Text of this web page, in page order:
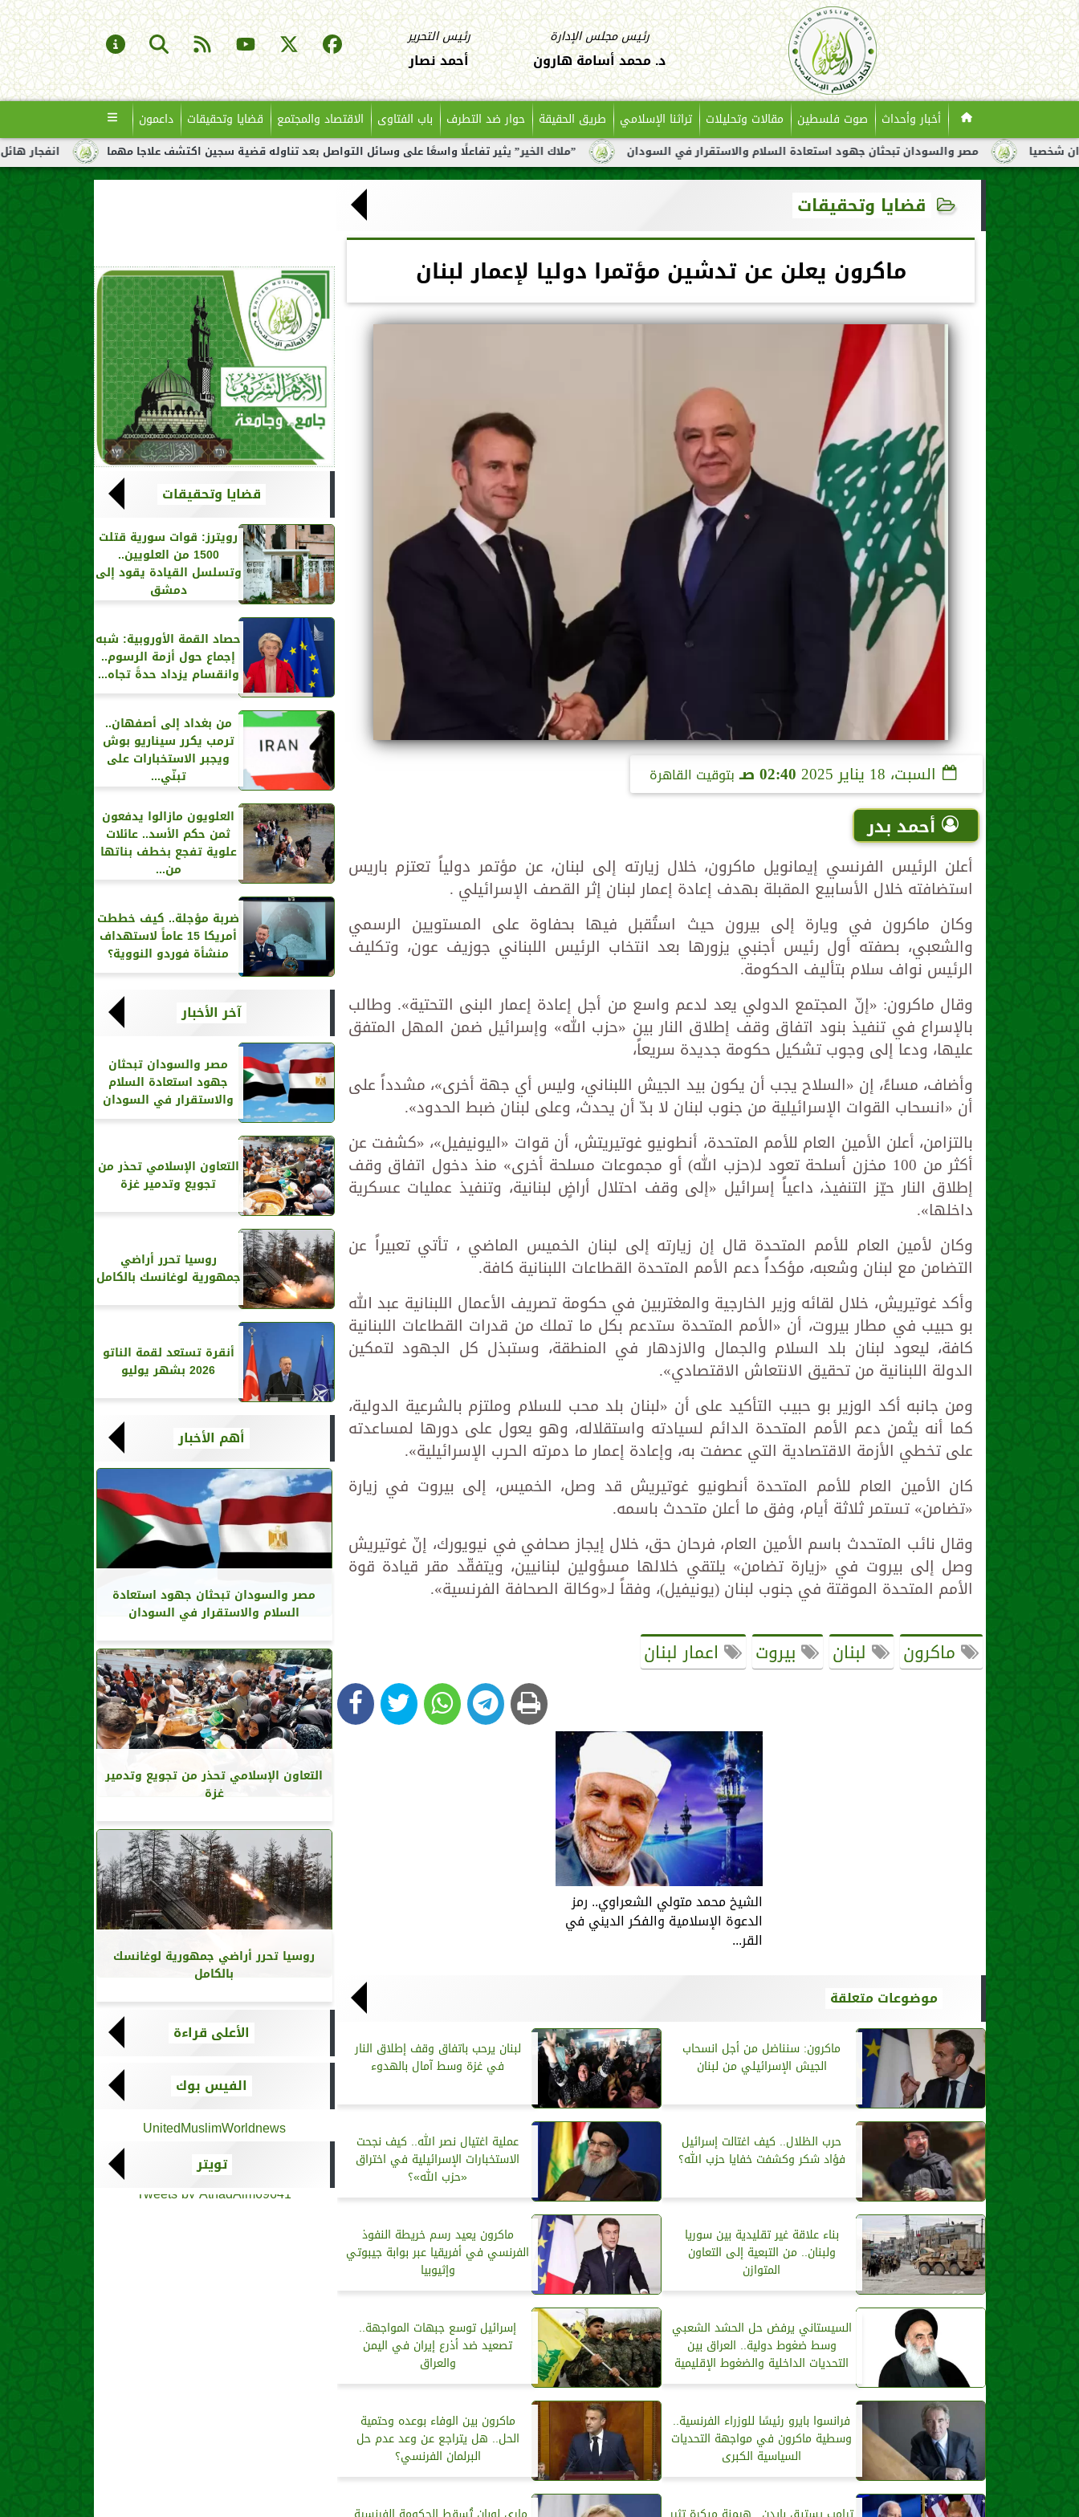
رئيس مجلس الإدارة
د. محمد أسامة هارون
رئيس التحرير
أحمد نصار
أخبار وأحداث صوت فلسطين مقالات وتحليلات تراثنا الإسلامي طريق الحقيقة حوار ضد التطرف باب الفتاوى الاقتصاد والمجتمع قضايا وتحقيقات داعمون
انفجار هائل لناقلة نفط ”ملاك الخير” يثير تفاعلًا واسعًا على وسائل التواصل بعد تناوله قضية سجين اكتشف علاجا مهما مصر والسودان تبحثان جهود استعادة السلام والاستقرار في السودان
قضايا وتحقيقات
ماكرون يعلن عن تدشين مؤتمرا دوليا لإعمار لبنان
السبت، 18 يناير 2025 02:40 صـ بتوقيت القاهرة
أحمد بدر
أعلن الرئيس الفرنسي إيمانويل ماكرون، خلال زيارته إلى لبنان، عن مؤتمر دولياً تعتزم باريس
استضافته خلال الأسابيع المقبلة بهدف إعادة إعمار لبنان إثر القصف الإسرائيلي .
وكان ماكرون في ويارة إلى بيرون حيث استُقبل فيها بحفاوة على المستويين الرسمي
والشعبي، بصفته أول رئيس أجنبي يزورها بعد انتخاب الرئيس اللبناني جوزيف عون، وتكليف
الرئيس نواف سلام بتأليف الحكومة.
وقال ماكرون: «إنّ المجتمع الدولي يعد لدعم واسع من أجل إعادة إعمار البنى التحتية». وطالب
بالإسراع في تنفيذ بنود اتفاق وقف إطلاق النار بين «حزب الله» وإسرائيل ضمن المهل المتفق
عليها، ودعا إلى وجوب تشكيل حكومة جديدة سريعاً،
وأضاف، مساءً، إن «السلاح يجب أن يكون بيد الجيش اللبناني، وليس أي جهة أخرى»، مشدداً على
أن «انسحاب القوات الإسرائيلية من جنوب لبنان لا بدّ أن يحدث، وعلى لبنان ضبط الحدود».
بالتزامن، أعلن الأمين العام للأمم المتحدة، أنطونيو غوتيريتش، أن قوات «اليونيفيل»، «كشفت عن
أكثر من 100 مخزن أسلحة تعود لـ(حزب الله) أو مجموعات مسلحة أخرى» منذ دخول اتفاق وقف
إطلاق النار حيّز التنفيذ، داعياً إسرائيل «إلى وقف احتلال أراضٍ لبنانية، وتنفيذ عمليات عسكرية
داخلها».
وكان لأمين العام للأمم المتحدة قال إن زيارته إلى لبنان الخميس الماضي ، تأتي تعبيراً عن
التضامن مع لبنان وشعبه، مؤكداً دعم الأمم المتحدة القطاعات اللبنانية كافة.
وأكد غوتيريش، خلال لقائه وزير الخارجية والمغتربين في حكومة تصريف الأعمال اللبنانية عبد الله
بو حبيب في مطار بيروت، أن «الأمم المتحدة ستدعم بكل ما تملك من قدرات القطاعات اللبنانية
كافة، ليعود لبنان بلد السلام والجمال والازدهار في المنطقة، وستبذل كل الجهود لتمكين
الدولة اللبنانية من تحقيق الانتعاش الاقتصادي».
ومن جانبه أكد الوزير بو حبيب التأكيد على أن «لبنان بلد محب للسلام وملتزم بالشرعية الدولية،
كما أنه يثمن دعم الأمم المتحدة الدائم لسيادته واستقلاله، وهو يعول على دورها لمساعدته
على تخطي الأزمة الاقتصادية التي عصفت به، وإعادة إعمار ما دمرته الحرب الإسرائيلية».
كان الأمين العام للأمم المتحدة أنطونيو غوتيريش قد وصل، الخميس، إلى بيروت في زيارة
«تضامن» تستمر ثلاثة أيام، وفق ما أعلن متحدث باسمه.
وقال نائب المتحدث باسم الأمين العام، فرحان حق، خلال إيجاز صحافي في نيويورك، إنّ غوتيريش
وصل إلى بيروت في «زيارة تضامن» يلتقي خلالها مسؤولين لبنانيين، ويتفقّد مقر قيادة قوة
الأمم المتحدة الموقتة في جنوب لبنان (يونيفيل)، وفقاً لـ«وكالة الصحافة الفرنسية».
ماكرون لبنان بيروت اعمار لبنان
الشيخ محمد متولي الشعراوي.. رمز
الدعوة الإسلامية والفكر الديني في
القر...
موضوعات متعلقة
ماكرون: سنناضل من أجل انسحاب
الجيش الإسرائيلي من لبنان
لبنان يرحب باتفاق وقف إطلاق النار
في غزة وسط آمال بالهدوء
حرب الظلال.. كيف اغتالت إسرائيل
فؤاد شكر وكشفت خفايا حزب الله؟
عملية اغتيال نصر الله.. كيف نجحت
الاستخبارات الإسرائيلية في اختراق
«حزب الله»؟
بناء علاقة غير تقليدية بين سوريا
ولبنان.. من التبعية إلى التعاون
المتوازن
ماكرون يعيد رسم خريطة النفوذ
الفرنسي في أفريقيا عبر بوابة جيبوتي
وإثيوبيا
السيستاني يرفض حل الحشد الشعبي
وسط ضغوط دولية.. العراق بين
التحديات الداخلية والضغوط الإقليمية
إسرائيل توسع جبهات المواجهة..
تصعيد ضد أذرع إيران في اليمن
والعراق
فرانسوا بايرو رئيسًا للوزراء الفرنسية..
وسطية ماكرون في مواجهة التحديات
السياسية الكبرى
ماكرون بين الوفاء بوعده وحتمية
الحل.. هل يتراجع عن وعد عدم حل
البرلمان الفرنسي؟
قضايا وتحقيقات
رويترز‏: قوات سورية قتلت
1500 من العلويين..
وتسلسل القيادة يقود إلى
دمشق
حصاد القمة الأوروبية: شبه
إجماع حول أزمة الرسوم..
وانقسام يزداد حدةً تجاه...
من بغداد إلى أصفهان..
ترمب يكرر سيناريو بوش
ويجبر الاستخبارات على
تبنّي...
العلويون مازالوا يدفعون
ثمن حكم الأسد.. عائلات
علوية تفجع بخطف بناتها
من...
ضربة مؤجلة.. كيف خططت
أمريكا 15 عاماً لاستهداف
منشأة فوردو النووية؟
آخر الأخبار
مصر والسودان تبحثان
جهود استعادة السلام
والاستقرار في السودان
التعاون الإسلامي تحذر من
تجويع وتدمير غزة
روسيا تحرر أراضي
جمهورية لوغانسك بالكامل
أنقرة تستعد لقمة الناتو
2026 بشهر يوليو
أهم الأخبار
مصر والسودان تبحثان جهود استعادة
السلام والاستقرار في السودان
التعاون الإسلامي تحذر من تجويع وتدمير
غزة
روسيا تحرر أراضي جمهورية لوغانسك
بالكامل
الأعلى قراءة
الفيس بوك
UnitedMuslimWorldnews
تويتر
Tweets by AthadAlm69641